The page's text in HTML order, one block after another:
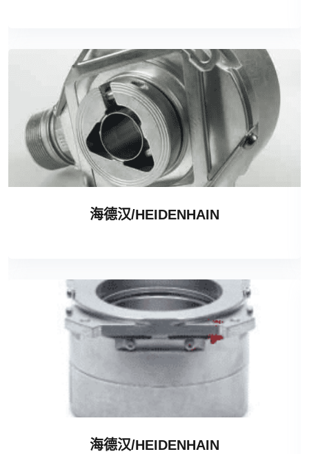
海德汉/HEIDENHAIN
海德汉/HEIDENHAIN